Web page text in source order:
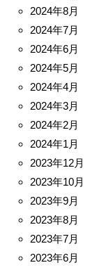
2024年8月
2024年7月
2024年6月
2024年5月
2024年4月
2024年3月
2024年2月
2024年1月
2023年12月
2023年10月
2023年9月
2023年8月
2023年7月
2023年6月